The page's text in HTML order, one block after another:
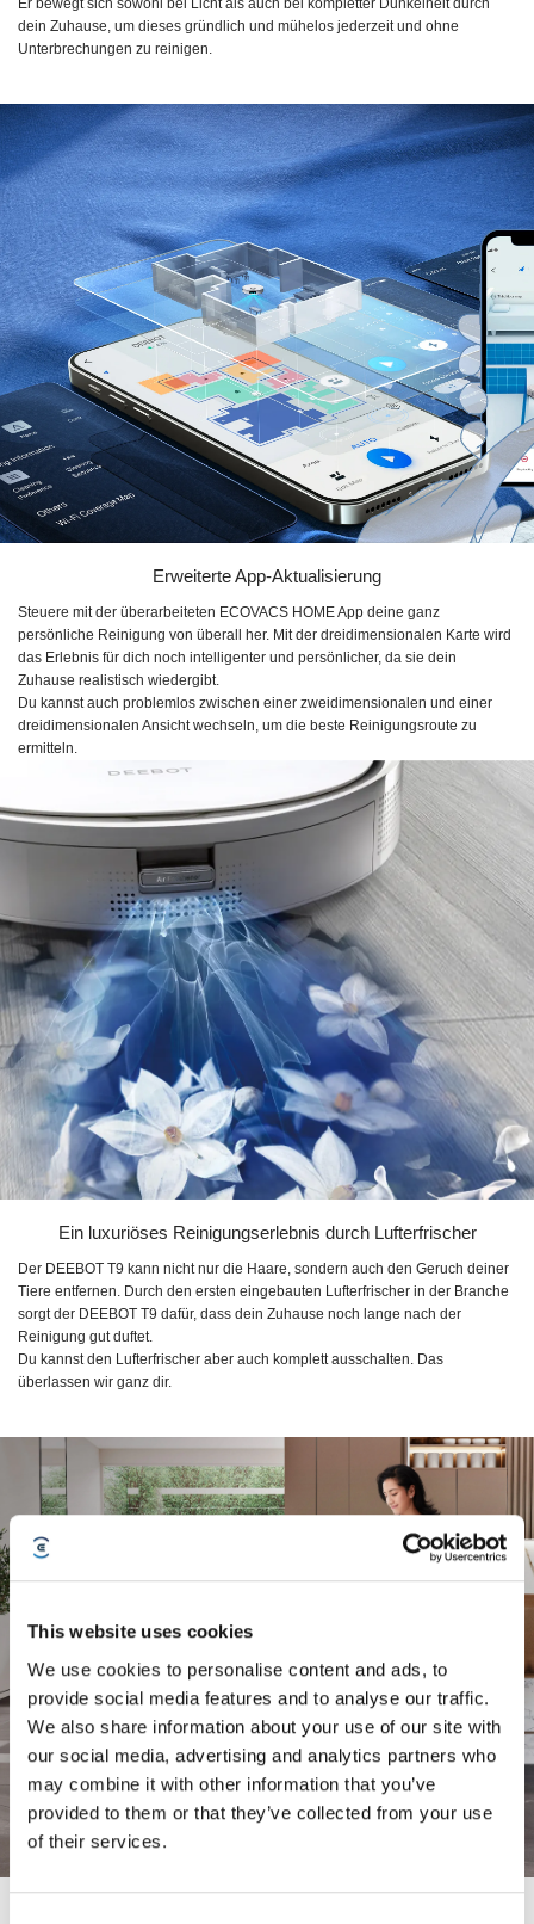
This website uses cookies
We use cookies to personalise content and ads, to
provide social media features and to analyse our traffic.
We also share information about your use of our site with
our social media, advertising and analytics partners who
may combine it with other information that you’ve
provided to them or that they’ve collected from your use
of their services.
Er bewegt sich sowohl bei Licht als auch bei kompletter Dunkelheit durch
dein Zuhause, um dieses gründlich und mühelos jederzeit und ohne
Unterbrechungen zu reinigen.
Erweiterte App-Aktualisierung
Steuere mit der überarbeiteten ECOVACS HOME App deine ganz
persönliche Reinigung von überall her. Mit der dreidimensionalen Karte wird
das Erlebnis für dich noch intelligenter und persönlicher, da sie dein
Zuhause realistisch wiedergibt.
Du kannst auch problemlos zwischen einer zweidimensionalen und einer
dreidimensionalen Ansicht wechseln, um die beste Reinigungsroute zu
ermitteln.
Ein luxuriöses Reinigungserlebnis durch Lufterfrischer
Der DEEBOT T9 kann nicht nur die Haare, sondern auch den Geruch deiner
Tiere entfernen. Durch den ersten eingebauten Lufterfrischer in der Branche
sorgt der DEEBOT T9 dafür, dass dein Zuhause noch lange nach der
Reinigung gut duftet.
Du kannst den Lufterfrischer aber auch komplett ausschalten. Das
überlassen wir ganz dir.